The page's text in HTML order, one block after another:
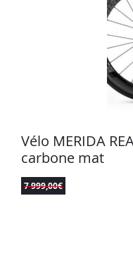
Vélo MERIDA
carbone mat
7 999,00€